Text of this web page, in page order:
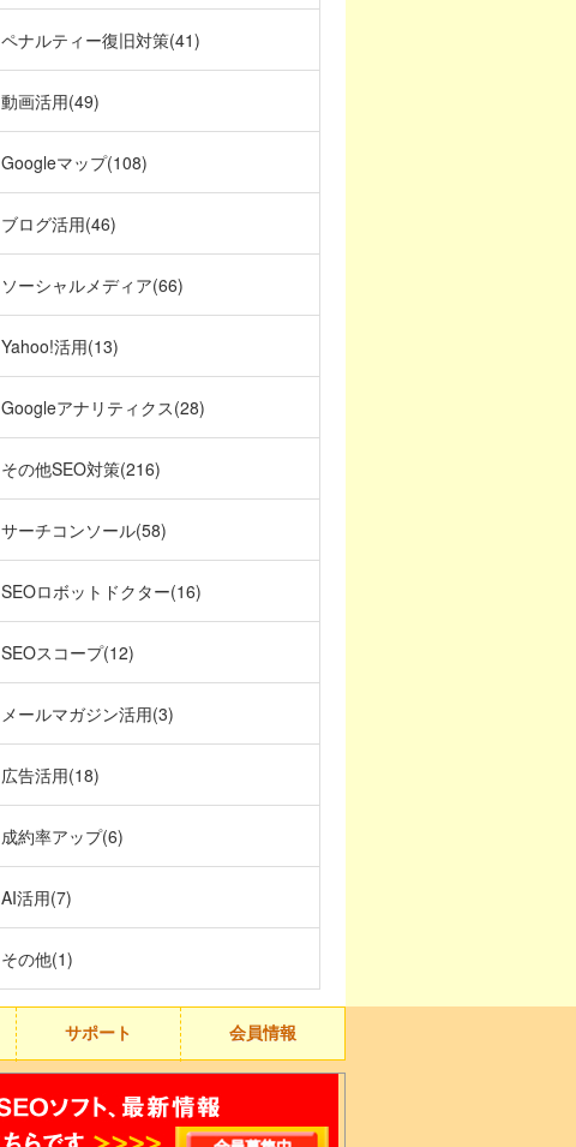
ペナルティー復旧対策(41)
動画活用(49)
Googleマップ(108)
ブログ活用(46)
ソーシャルメディア(66)
Yahoo!活用(13)
Googleアナリティクス(28)
その他SEO対策(216)
サーチコンソール(58)
SEOロボットドクター(16)
SEOスコープ(12)
メールマガジン活用(3)
広告活用(18)
成約率アップ(6)
AI活用(7)
その他(1)
サポート 会員情報